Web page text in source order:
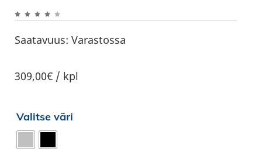
Saatavuus: Varastossa
309,00€ / kpl
Valitse väri